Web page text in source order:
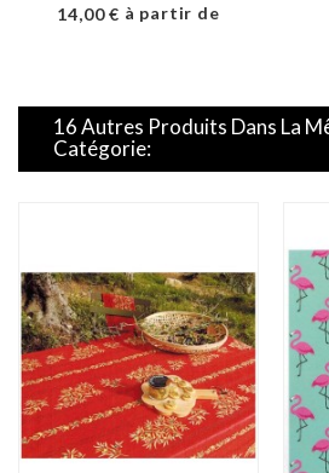
Prix
14,00 € à partir de
16 Autres Produits Dans La
Catégorie: